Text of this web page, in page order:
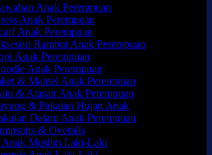
Anak Perempuan
Anak Perempuan
Anak Perempuan
Rambut Anak Perempuan
Anak Perempuan
Anak Perempuan
& Mantel Anak Perempuan
& Atasan Anak Perempuan
& Pakaian Hujan Anak
Dalam Anak Perempuan
& Overalls
Anak Muslim Laki-Laki